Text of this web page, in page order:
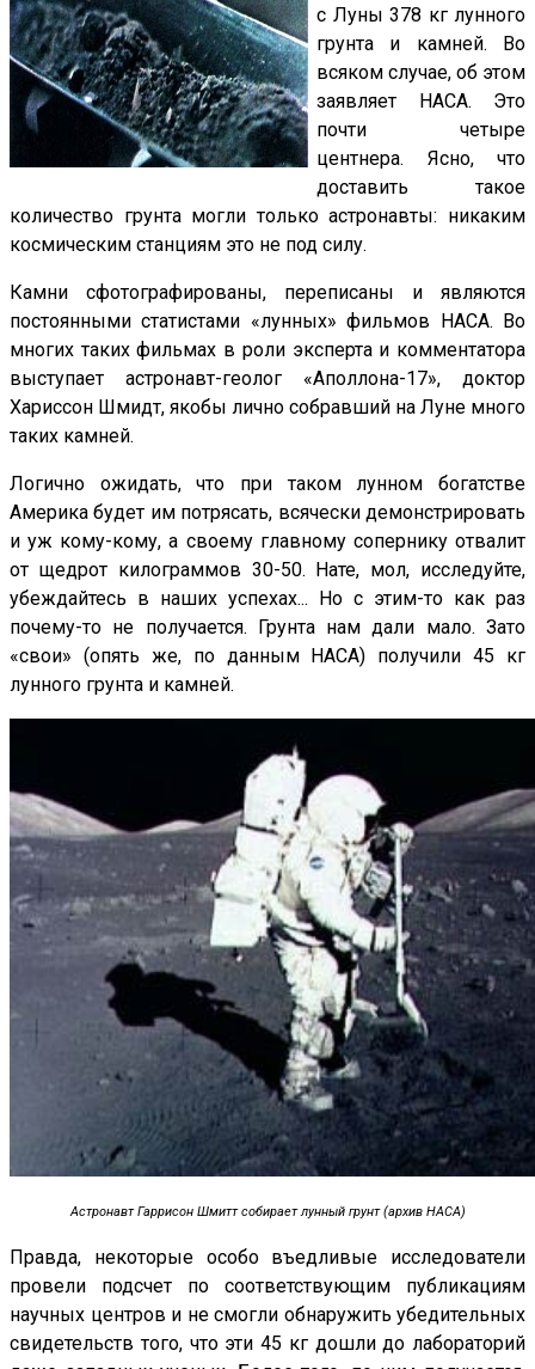
с Луны 378 кг лунного
грунта и камней. Во
всяком случае, об этом
заявляет НАСА. Это
почти четыре
центнера. Ясно, что
доставить такое
количество грунта могли только астронавты: никаким
космическим станциям это не под силу.
Камни сфотографированы, переписаны и являются
постоянными статистами «лунных» фильмов НАСА. Во
многих таких фильмах в роли эксперта и комментатора
выступает астронавт-геолог «Аполлона-17», доктор
Хариссон Шмидт, якобы лично собравший на Луне много
таких камней.
Логично ожидать, что при таком лунном богатстве
Америка будет им потрясать, всячески демонстрировать
и уж кому-кому, а своему главному сопернику отвалит
от щедрот килограммов 30-50. Нате, мол, исследуйте,
убеждайтесь в наших успехах... Но с этим-то как раз
почему-то не получается. Грунта нам дали мало. Зато
«свои» (опять же, по данным НАСА) получили 45 кг
лунного грунта и камней.
Астронавт Гаррисон Шмитт собирает лунный грунт (архив НАСА)
Правда, некоторые особо въедливые исследователи
провели подсчет по соответствующим публикациям
научных центров и не смогли обнаружить убедительных
свидетельств того, что эти 45 кг дошли до лабораторий